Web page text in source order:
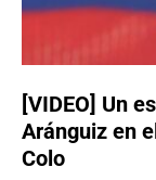
[VIDEO] Un
Aránguiz en
Colo